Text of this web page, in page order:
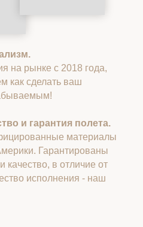
на рынке с 2018 года,
как сделать ваш
и гарантия полета.
материалы
Гарантированы
качество, в отличие от
исполнения - наш